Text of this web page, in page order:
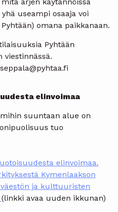
useampi osaaja voi
omana paikkanaan.
Pyhtään
viestinnässä.
elinvoimaa
suuntaan alue on
tuo
elinvoimaa.
Kymenlaakson
ja kulttuuristen
(linkki avaa uuden ikkunan)